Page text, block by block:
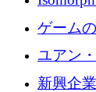
ネオバ
ア進化
ゲーム
ップを
ユアン
ドルで
新興企